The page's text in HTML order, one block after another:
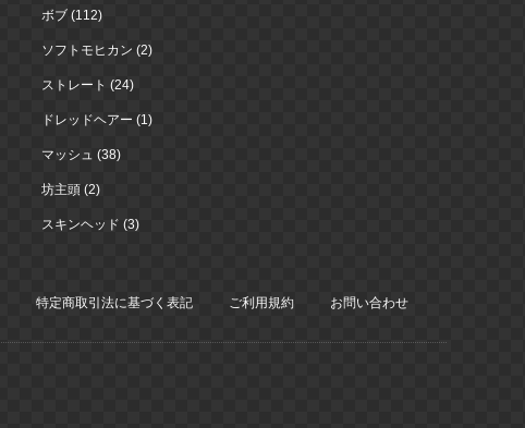
ボブ (112)
ソフトモヒカン (2)
ストレート (24)
ドレッドヘアー (1)
マッシュ (38)
坊主頭 (2)
スキンヘッド (3)
特定商取引法に基づく表記 ご利用規約 お問い合わせ